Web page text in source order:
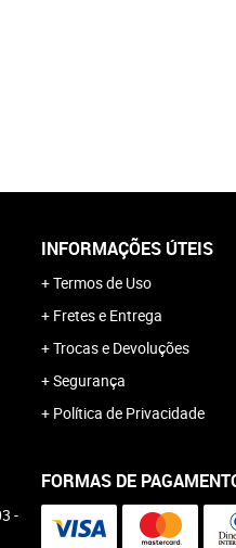
INFORMAÇÕES ÚTEIS
Termos de Uso
Fretes e Entrega
Trocas e Devoluções
Segurança
Política de Privacidade
-
FORMAS DE